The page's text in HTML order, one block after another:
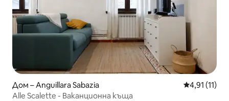
Дом – Anguillara Sabazia Средна
4,91 (11)
Alle Scalette - Ваканционна къща